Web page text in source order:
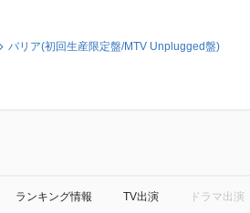
バリア(初回生産限定盤/MTV Unplugged盤)
ランキング情報 TV出演 ドラマ出演